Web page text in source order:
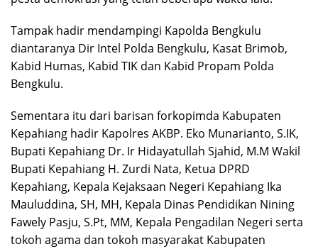
Tampak hadir mendampingi Kapolda Bengkulu
diantaranya Dir Intel Polda Bengkulu, Kasat Brimob,
Kabid Humas, Kabid TIK dan Kabid Propam Polda
Bengkulu.
Sementara itu dari barisan forkopimda Kabupaten
Kepahiang hadir Kapolres AKBP. Eko Munarianto, S.IK,
Bupati Kepahiang Dr. Ir Hidayatullah Sjahid, M.M Wakil
Bupati Kepahiang H. Zurdi Nata, Ketua DPRD
Kepahiang, Kepala Kejaksaan Negeri Kepahiang Ika
Mauluddina, SH, MH, Kepala Dinas Pendidikan Nining
Fawely Pasju, S.Pt, MM, Kepala Pengadilan Negeri serta
tokoh agama dan tokoh masyarakat Kabupaten